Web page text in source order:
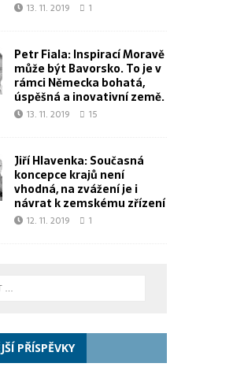
13. 11. 2019 1
Petr Fiala: Inspirací Moravě
může být Bavorsko. To je v
rámci Německa bohatá,
úspěšná a inovativní země.
13. 11. 2019 15
Jiří Hlavenka: Současná
koncepce krajů není
vhodná, na zvážení je i
návrat k zemskému zřízení
12. 11. 2019 1
PŘÍSPĚVKY